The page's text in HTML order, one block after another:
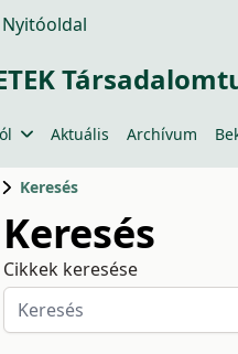
Aktuális Archívum
Keresés
Keresés
Cikkek keresése